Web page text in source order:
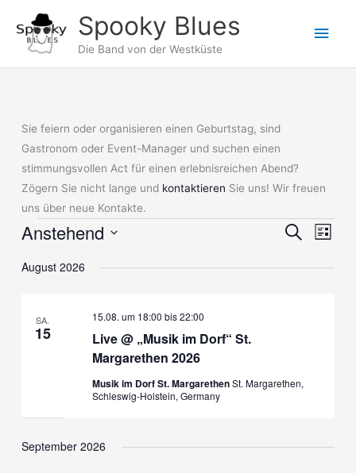
Inhalt
springen
Spooky Blues
Die Band von der Westküste
Sie feiern oder organisieren einen Geburtstag, sind
Gastronom oder Event-Manager und suchen einen
stimmungsvollen Act für einen erlebnisreichen Abend?
Zögern Sie nicht lange und kontaktieren Sie uns! Wir freuen
uns über neue Kontakte.
Veranstaltungen
und
SucheListe
Anstehend
wählen.
August 2026
SA.
15
Live @ „Musik im Dorf“ St.
Margarethen 2026
15.08. um 18:00 bis22:00
Musik im Dorf St. MargarethenSt. Margarethen,
Schleswig-Holstein, Germany
September 2026